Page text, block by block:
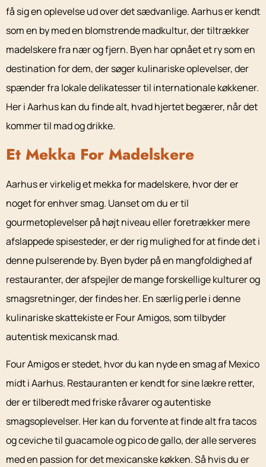
få sig en oplevelse ud over det sædvanlige. Aarhus er kendt
som en by med en blomstrende madkultur, der tiltrækker
madelskere fra nær og fjern. Byen har opnået et ry som en
destination for dem, der søger kulinariske oplevelser, der
spænder fra lokale delikatesser til internationale køkkener.
Her i Aarhus kan du finde alt, hvad hjertet begærer, når det
kommer til mad og drikke.
Et Mekka For Madelskere
Aarhus er virkelig et mekka for madelskere, hvor der er
noget for enhver smag. Uanset om du er til
gourmetoplevelser på højt niveau eller foretrækker mere
afslappede spisesteder, er der rig mulighed for at finde det i
denne pulserende by. Byen byder på en mangfoldighed af
restauranter, der afspejler de mange forskellige kulturer og
smagsretninger, der findes her. En særlig perle i denne
kulinariske skattekiste er Four Amigos, som tilbyder
autentisk mexicansk mad.
Four Amigos er stedet, hvor du kan nyde en smag af Mexico
midt i Aarhus. Restauranten er kendt for sine lækre retter,
der er tilberedt med friske råvarer og autentiske
smagsoplevelser. Her kan du forvente at finde alt fra tacos
og ceviche til guacamole og pico de gallo, der alle serveres
med en passion for det mexicanske køkken. Så hvis du er